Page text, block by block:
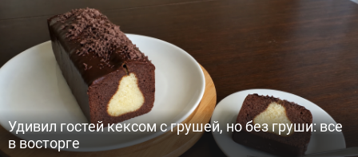
Удивил гостей кексом с грушей, но без груши: все
в восторге